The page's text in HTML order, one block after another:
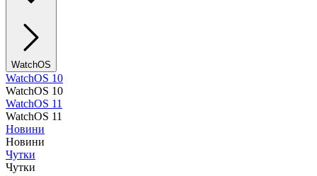
WatchOS
WatchOS 10
WatchOS 10
WatchOS 11
WatchOS 11
Новини
Новини
Чутки
Чутки